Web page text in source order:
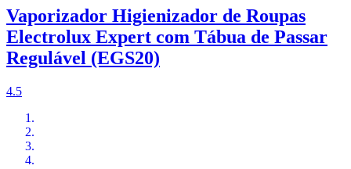
Vaporizador Higienizador de Roupas
Electrolux Expert com Tábua de Passar
Regulável (EGS20)
4.5